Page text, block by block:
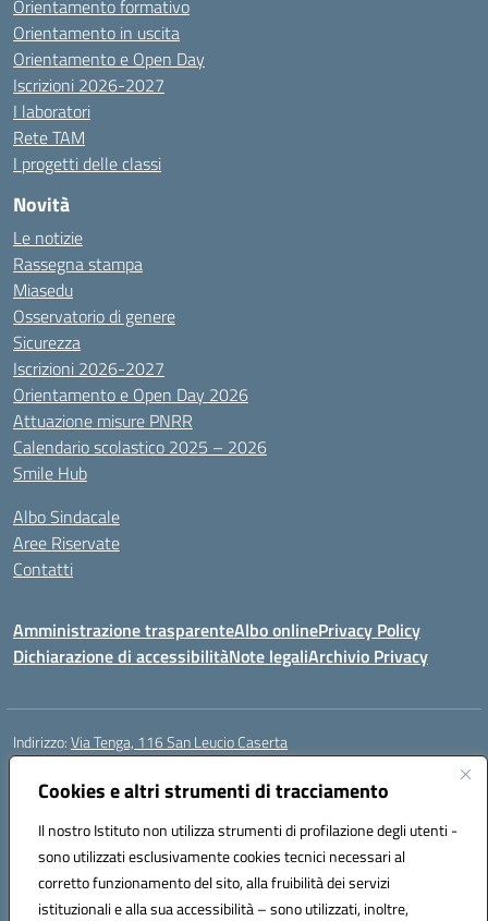
Cookies e altri strumenti di tracciamento
Il nostro Istituto non utilizza strumenti di profilazione degli utenti -
sono utilizzati esclusivamente cookies tecnici necessari al
corretto funzionamento del sito, alla fruibilità dei servizi
istituzionali e alla sua accessibilità – sono utilizzati, inoltre,
Orientamento formativo
Orientamento in uscita
Orientamento e Open Day
Iscrizioni 2026-2027
I laboratori
Rete TAM
I progetti delle classi
Novità
Le notizie
Rassegna stampa
Miasedu
Osservatorio di genere
Sicurezza
Iscrizioni 2026-2027
Orientamento e Open Day 2026
Attuazione misure PNRR
Calendario scolastico 2025 – 2026
Smile Hub
Albo Sindacale
Aree Riservate
Contatti
Amministrazione trasparenteAlbo onlinePrivacy Policy
Dichiarazione di accessibilitàNote legaliArchivio Privacy
Indirizzo:Via Tenga, 116 San Leucio Caserta
Centralino:
Posta elettronica certificata (PEC):ceis042009@pec.istruzione.it
Codice fiscale: 93098380616
Codice meccanografico:CEIS042009
Codice Indice delle Pubbliche Amministrazioni (IPA): islasleu
Codice unico di fatturazione (CUF): UFLTNX